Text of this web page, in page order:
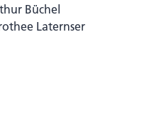
Büchel
Laternser